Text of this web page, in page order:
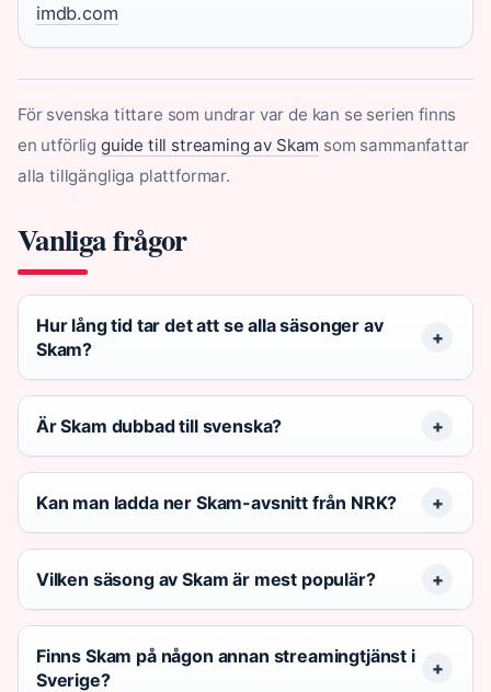
imdb.com
För svenska tittare som undrar var de kan se serien finns
en utförlig guide till streaming av Skam som sammanfattar
alla tillgängliga plattformar.
Vanliga frågor
Hur lång tid tar det att se alla säsonger av
Skam?
Är Skam dubbad till svenska?
Kan man ladda ner Skam-avsnitt från NRK?
Vilken säsong av Skam är mest populär?
Finns Skam på någon annan streamingtjänst i
Sverige?